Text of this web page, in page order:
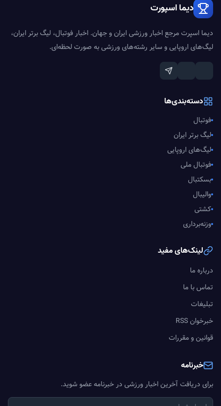
دیما اسپورت
دیما اسپرت مرجع اخبار ورزشی ایران و جهان. اخبار فوتبال، لیگ برتر ایران،
لیگ‌های اروپایی و سایر رشته‌های ورزشی به صورت لحظه‌ای.
دسته‌بندی‌ها
فوتبال
لیگ برتر ایران
لیگ‌های اروپایی
فوتبال ملی
بسکتبال
والیبال
کشتی
وزنه‌برداری
لینک‌های مفید
درباره ما
تماس با ما
تبلیغات
خبرخوان RSS
قوانین و مقررات
خبرنامه
برای دریافت آخرین اخبار ورزشی در خبرنامه عضو شوید.